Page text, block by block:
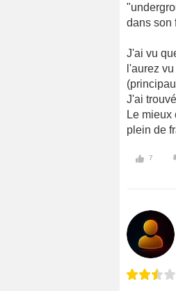
dans son
J'ai vu
l'aurez
J'ai
Le
plein de
7